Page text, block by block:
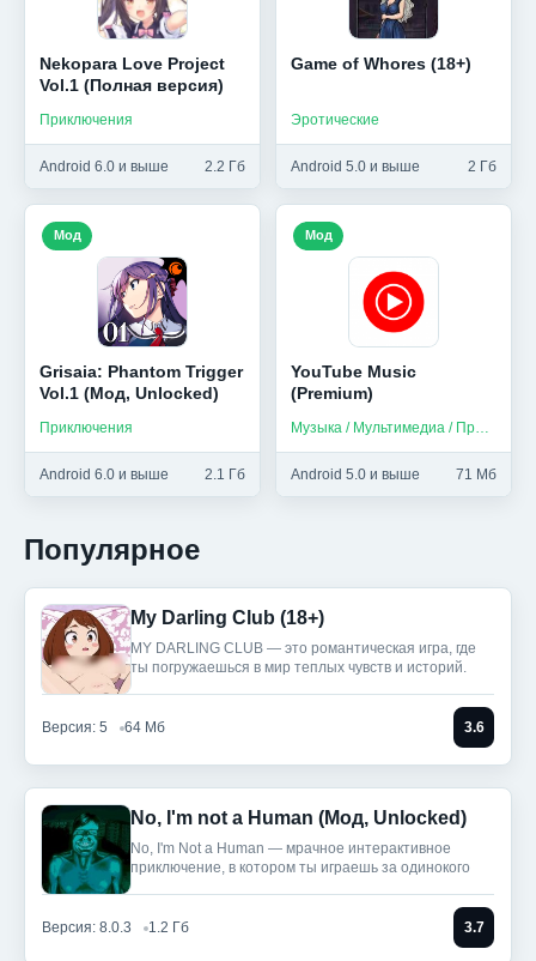
Nekopara Love Project
Vol.1 (Полная версия)
Приключения
Android 6.0 и выше 2.2 Гб
Game of Whores (18+)
Эротические
Android 5.0 и выше 2 Гб
Grisaia: Phantom Trigger
Vol.1 (Мод, Unlocked)
Приключения
Android 6.0 и выше 2.1 Гб
Мод
YouTube Music
(Premium)
Android 5.0 и выше 71 Мб
Мод
Популярное
My Darling Club (18+)
MY DARLING CLUB — это романтическая игра, где
ты погружаешься в мир теплых чувств и историй.
Версия: 5 64 Мб 3.6
No, I'm not a Human (Мод, Unlocked)
No, I'm Not a Human — мрачное интерактивное
приключение, в котором ты играешь за одинокого
Версия: 8.0.3 1.2 Гб 3.7